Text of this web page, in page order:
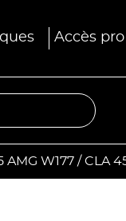
Accès pro
W177 / CLA 45